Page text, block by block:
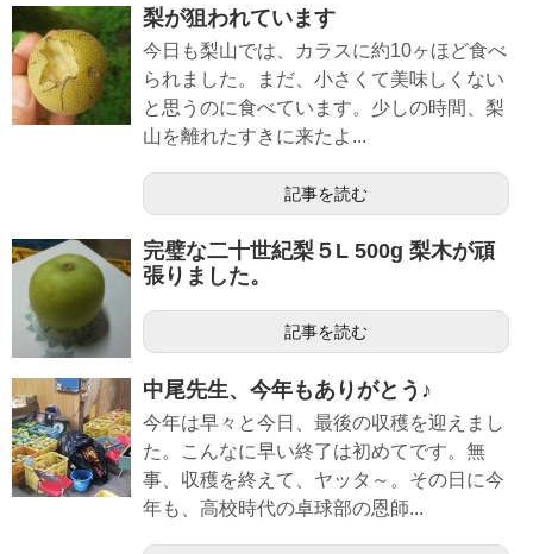
梨が狙われています
今日も梨山では、カラスに約10ヶほど食べ
られました。まだ、小さくて美味しくない
と思うのに食べています。少しの時間、梨
山を離れたすきに来たよ...
記事を読む
完璧な二十世紀梨５L 500g 梨木が頑
張りました。
記事を読む
中尾先生、今年もありがとう♪
今年は早々と今日、最後の収穫を迎えまし
た。こんなに早い終了は初めてです。無
事、収穫を終えて、ヤッタ～。その日に今
年も、高校時代の卓球部の恩師...